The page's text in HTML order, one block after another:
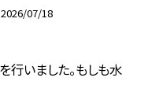
2026/07/18
いました。もしも水